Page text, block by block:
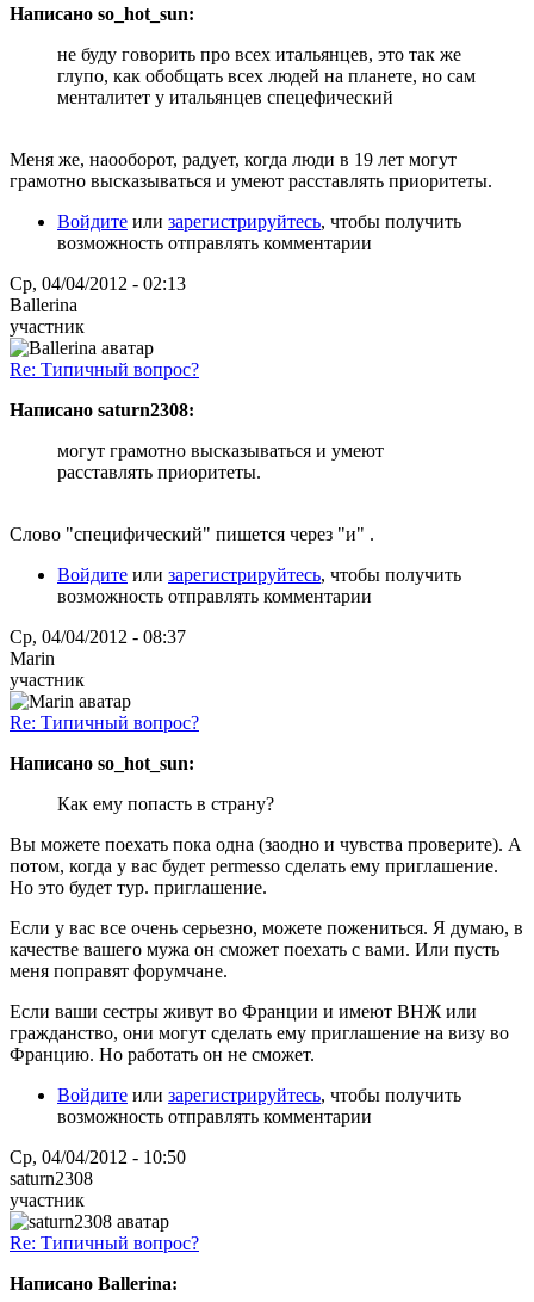
Написано so_hot_sun:
не буду говорить про всех итальянцев, это так же
глупо, как обобщать всех людей на планете, но сам
менталитет у итальянцев спецефический
Меня же, наооборот, радует, когда люди в 19 лет могут
грамотно высказываться и умеют расставлять приоритеты.
Войдите или зарегистрируйтесь, чтобы получить
возможность отправлять комментарии
Ср, 04/04/2012 - 02:13
Ballerina
участник
Re: Типичный вопрос?
Написано saturn2308:
могут грамотно высказываться и умеют
расставлять приоритеты.
Слово "специфический" пишется через "и" .
Войдите или зарегистрируйтесь, чтобы получить
возможность отправлять комментарии
Ср, 04/04/2012 - 08:37
Marin
участник
Re: Типичный вопрос?
Написано so_hot_sun:
Как ему попасть в страну?
Вы можете поехать пока одна (заодно и чувства проверите). А
потом, когда у вас будет permesso сделать ему приглашение.
Но это будет тур. приглашение.
Если у вас все очень серьезно, можете пожениться. Я думаю, в
качестве вашего мужа он сможет поехать с вами. Или пусть
меня поправят форумчане.
Если ваши сестры живут во Франции и имеют ВНЖ или
гражданство, они могут сделать ему приглашение на визу во
Францию. Но работать он не сможет.
Войдите или зарегистрируйтесь, чтобы получить
возможность отправлять комментарии
Ср, 04/04/2012 - 10:50
saturn2308
участник
Re: Типичный вопрос?
Написано Ballerina: